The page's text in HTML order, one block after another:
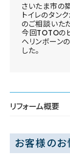
さいたま市の
トイレのタン
のご相談いた
今回TOTOの
ヘリンボーン
した。
リフォーム概要
お客様のお